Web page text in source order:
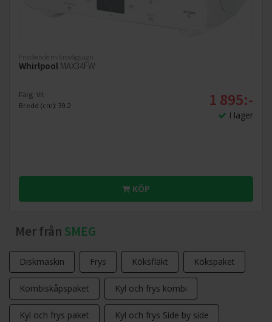
Fristående mikrovågsugn
Whirlpool MAX34FW
Färg: Vit
Bredd (cm): 39.2
1 895:-
I lager
KÖP
Mer från SMEG
Diskmaskin Frys Köksfläkt Kökspaket
Kombiskåpspaket Kyl och frys kombi
Kyl och frys paket Kyl och frys Side by side